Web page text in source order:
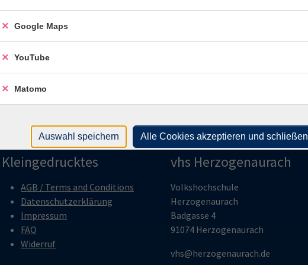
Kleingedrucktes
AGB / Terms and Conditions
Datenschutzerklärung
Impressum
FAQ
Widerruf
vhs Herzogenaurach
Volkshochschule
Herzogenaurach
Badgasse 4
91074 Herzogenaurach
vhs@herzogenaurach.de
Google Maps
YouTube
Matomo
Auswahl speichern Alle Cookies akzeptieren und schließen